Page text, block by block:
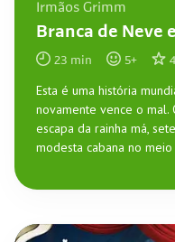
Irmãos Grimm
Branca de Neve
23 min 5+
Esta é uma história
novamente vence o mal.
escapa da rainha má,
modesta cabana no